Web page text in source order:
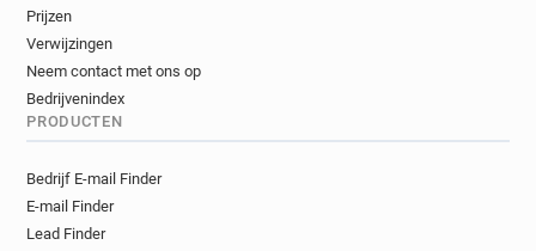
Prijzen
Verwijzingen
Neem contact met ons op
Bedrijvenindex
PRODUCTEN
Bedrijf E-mail Finder
E-mail Finder
Lead Finder